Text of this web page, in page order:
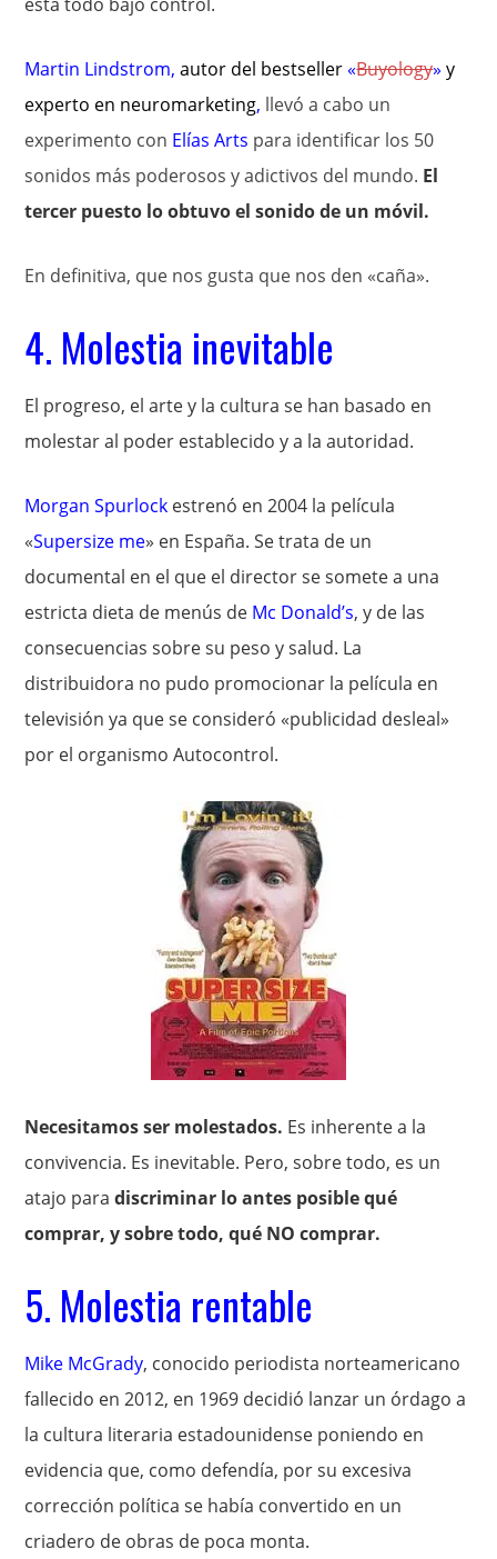
Martin Lindstrom,autor del bestseller«Buyology»y
experto en neuromarketing, llevó a cabo un
experimento con Elías Arts para identificar los 50
sonidos más poderosos y adictivos del mundo. El
tercer puesto lo obtuvo el sonido de un móvil.
En definitiva, que nos gusta que nos den «caña».
4. Molestia inevitable
El progreso, el arte y la cultura se han basado en
molestar al poder establecido y a la autoridad.
Morgan Spurlock estrenó en 2004 la película
«Supersize me» en España. Se trata de un
documental en el que el director se somete a una
estricta dieta de menús de Mc Donald’s, y de las
consecuencias sobre su peso y salud. La
distribuidora no pudo promocionar la película en
televisión ya que se consideró «publicidad desleal»
por el organismo Autocontrol.
Necesitamos ser molestados. Es inherente a la
convivencia. Es inevitable. Pero, sobre todo, es un
atajo paradiscriminar lo antes posible qué
comprar, y sobre todo, qué NO comprar.
5. Molestia rentable
Mike McGrady, conocido periodista norteamericano
fallecido en 2012, en 1969 decidió lanzar un órdago a
la cultura literaria estadounidense poniendo en
evidencia que, como defendía, por su excesiva
corrección política se había convertido en un
criadero de obras de poca monta.